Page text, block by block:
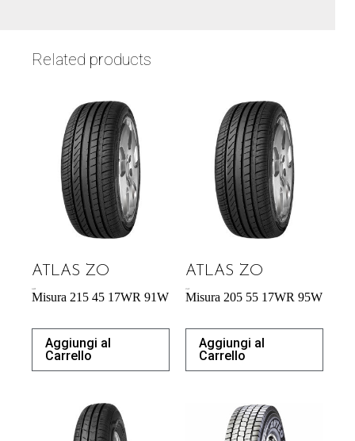
Related products
ATLAS ZO
Misura 215 45 17WR 91W
Aggiungi al
Carrello
ATLAS ZO
Misura 205 55 17WR 95W
Aggiungi al
Carrello